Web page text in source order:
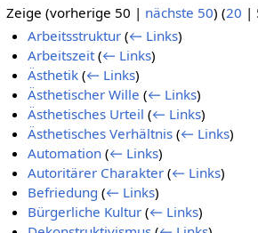
Zeige (vorherige 50 | nächste 50) (20 |
Arbeitsstruktur (← Links)
Arbeitszeit (← Links)
Ästhetik (← Links)
Ästhetischer Wille (← Links)
Ästhetisches Urteil (← Links)
Ästhetisches Verhältnis (← Links)
Automation (← Links)
Autoritärer Charakter (← Links)
Befriedung (← Links)
Bürgerliche Kultur (← Links)